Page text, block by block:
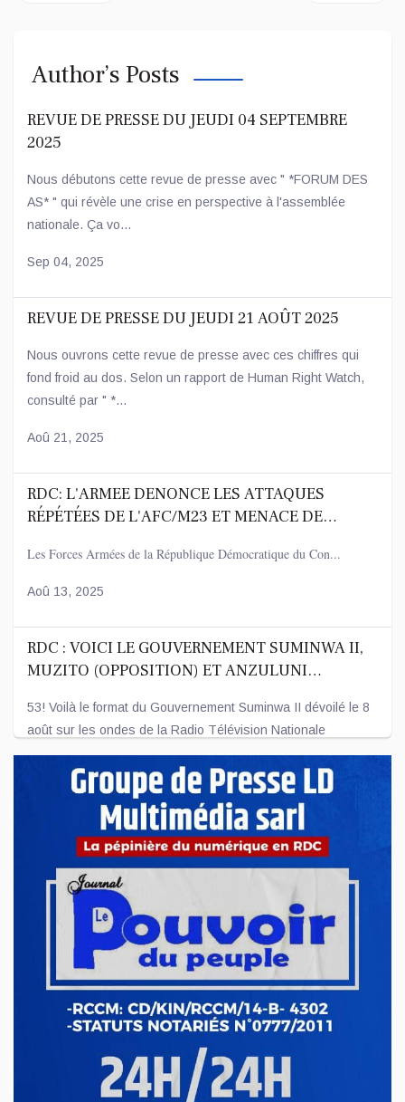
Author’s Posts
REVUE DE PRESSE DU JEUDI 04 SEPTEMBRE
2025
Nous débutons cette revue de presse avec " *FORUM DES
AS* " qui révèle une crise en perspective à l'assemblée
nationale. Ça vo...
Sep 04, 2025
REVUE DE PRESSE DU JEUDI 21 AOÛT 2025
Nous ouvrons cette revue de presse avec ces chiffres qui
fond froid au dos. Selon un rapport de Human Right Watch,
consulté par " *...
Aoû 21, 2025
RDC: L'ARMEE DENONCE LES ATTAQUES
RÉPÉTÉES DE L'AFC/M23 ET MENACE DE
Les Forces Armées de la République Démocratique du Con...
Aoû 13, 2025
RDC : VOICI LE GOUVERNEMENT SUMINWA II,
MUZITO (OPPOSITION) ET ANZULUNI
53! Voilà le format du Gouvernement Suminwa II dévoilé le 8
août sur les ondes de la Radio Télévision Nationale
Congolaise - R...
Aoû 08, 2025
REVUE DE PRESSE DU MERCREDI 06 AOÛT 2025
Félix Tshisekedi nomme à l'ANR, à la CNSS
et à la Cour constitutionnelle. A la cour constitutionnelle,
nous fait savoir ...
Aoû 06, 2025